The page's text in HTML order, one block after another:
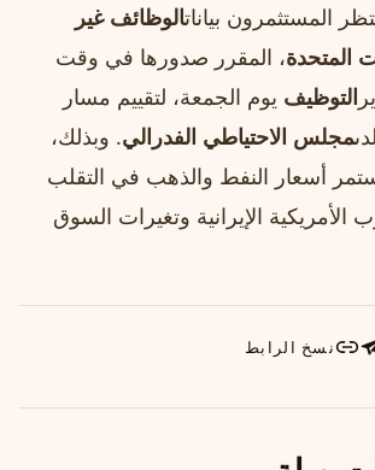
المستثمرون بياناتالوظائف غير
المتحدة، المقرر صدورها في وقت
التوظيف يوم الجمعة، لتقييم مسار
مجلس الاحتياطي الفدرالي. وبذلك،
أسعار النفط والذهب في التقلب
الإيرانية وتغيرات السوق
نسخ الرابط